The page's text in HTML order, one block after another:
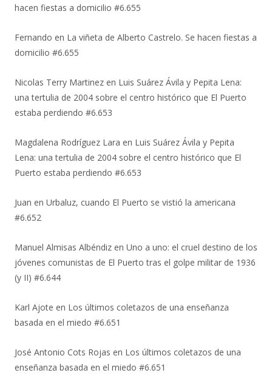
hacen fiestas a domicilio #6.655
Fernando en La viñeta de Alberto Castrelo. Se hacen fiestas a
domicilio #6.655
Nicolas Terry Martinez en Luis Suárez Ávila y Pepita Lena:
una tertulia de 2004 sobre el centro histórico que El Puerto
estaba perdiendo #6.653
Magdalena Rodríguez Lara en Luis Suárez Ávila y Pepita
Lena: una tertulia de 2004 sobre el centro histórico que El
Puerto estaba perdiendo #6.653
Juan en Urbaluz, cuando El Puerto se vistió la americana
#6.652
Manuel Almisas Albéndiz en Uno a uno: el cruel destino de los
jóvenes comunistas de El Puerto tras el golpe militar de 1936
(y II) #6.644
Karl Ajote en Los últimos coletazos de una enseñanza
basada en el miedo #6.651
José Antonio Cots Rojas en Los últimos coletazos de una
enseñanza basada en el miedo #6.651